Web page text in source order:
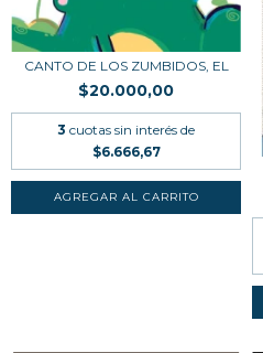
CANTO DE LOS ZUMBIDOS, EL
$20.000,00
3 cuotas sin interés de
$6.666,67